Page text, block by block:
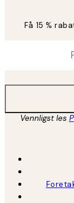
Få 15 %
Vennligst les